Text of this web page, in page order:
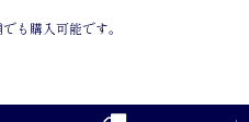
も購入可能です。